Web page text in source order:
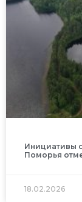
Инициативы
Поморья
18.02.2026